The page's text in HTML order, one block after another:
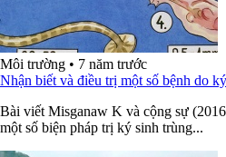
Môi trường • 7 năm trước
Nhận biết và điều trị một số bệnh do
Bài viết Misganaw K và cộng sự
một số biện pháp trị ký sinh trùng...